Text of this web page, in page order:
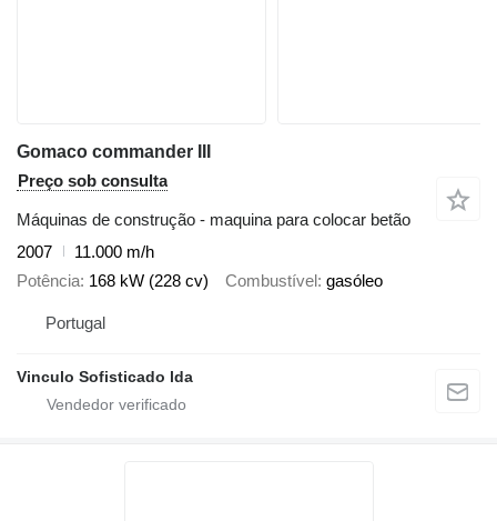
Gomaco commander III
Preço sob consulta
Máquinas de construção - maquina para colocar betão
2007
11.000 m/h
Potência 168 kW (228 cv) Combustível gasóleo
Portugal
Vinculo Sofisticado lda